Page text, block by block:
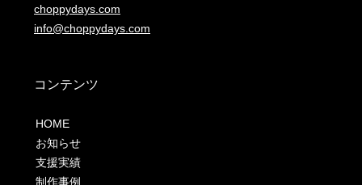
choppydays.com
info@choppydays.com
コンテンツ
HOME
お知らせ
支援実績
制作事例